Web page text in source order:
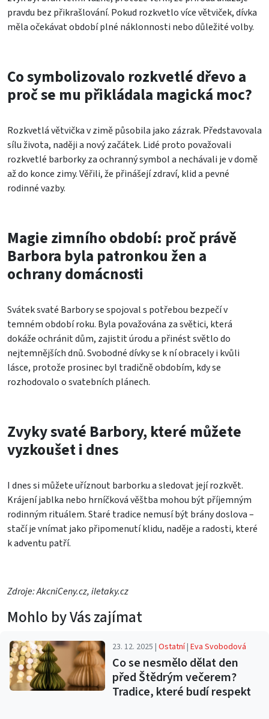
pravdu bez přikrašlování. Pokud rozkvetlo více větviček, dívka
měla očekávat období plné náklonnosti nebo důležité volby.
Co symbolizovalo rozkvetlé dřevo a
proč se mu přikládala magická moc?
Rozkvetlá větvička v zimě působila jako zázrak. Představovala
sílu života, naději a nový začátek. Lidé proto považovali
rozkvetlé barborky za ochranný symbol a nechávali je v domě
až do konce zimy. Věřili, že přinášejí zdraví, klid a pevné
rodinné vazby.
Magie zimního období: proč právě
Barbora byla patronkou žen a
ochrany domácnosti
Svátek svaté Barbory se spojoval s potřebou bezpečí v
temném období roku. Byla považována za světici, která
dokáže ochránit dům, zajistit úrodu a přinést světlo do
nejtemnějších dnů. Svobodné dívky se k ní obracely i kvůli
lásce, protože prosinec byl tradičně obdobím, kdy se
rozhodovalo o svatebních plánech.
Zvyky svaté Barbory, které můžete
vyzkoušet i dnes
I dnes si můžete uříznout barborku a sledovat její rozkvět.
Krájení jablka nebo hrníčková věštba mohou být příjemným
rodinným rituálem. Staré tradice nemusí být brány doslova –
stačí je vnímat jako připomenutí klidu, naděje a radosti, které
k adventu patří.
Zdroje: AkcniCeny.cz, iletaky.cz
Mohlo by Vás zajímat
23. 12. 2025 |Ostatní|Eva Svobodová
Co se nesmělo dělat den
před Štědrým večerem?
Tradice, které budí respekt